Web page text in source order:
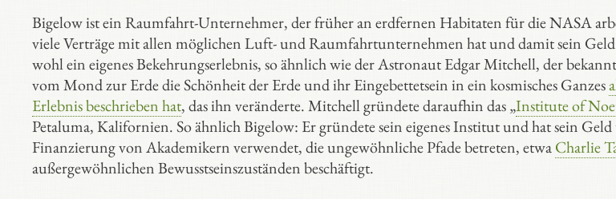
Bigelow ist ein Raumfahrt-Unternehmer, der früher an erdfernen Habitaten für die NASA
viele Verträge mit allen möglichen Luft- und Raumfahrtunternehmen hat und damit sein
wohl ein eigenes Bekehrungserlebnis, so ähnlich wie der Astronaut Edgar Mitchell, der
vom Mond zur Erde die Schönheit der Erde und ihr Eingebettetsein in ein kosmisches Ganzes
Erlebnis beschrieben hat, das ihn veränderte. Mitchell gründete daraufhin das „Institute of
Petaluma, Kalifornien. So ähnlich Bigelow: Er gründete sein eigenes Institut und hat sein
Finanzierung von Akademikern verwendet, die ungewöhnliche Pfade betreten, etwaCharlie
außergewöhnlichen Bewusstseinszuständen beschäftigt.